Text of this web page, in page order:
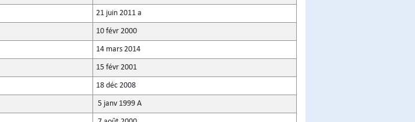
21 juin 2011 a
10 févr 2000
14 mars 2014
15 févr 2001
18 déc 2008
5 janv 1999 A